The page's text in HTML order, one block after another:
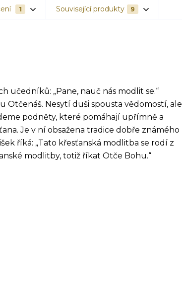
1 Související produkty 9
učedníků: „Pane, nauč nás modlit se.“
Otčenáš. Nesytí duši spousta vědomostí, ale
podněty, které pomáhají upřímně a
Je v ní obsažena tradice dobře známého
říká: „Tato křesťanská modlitba se rodí z
modlitby, totiž říkat Otče Bohu.“